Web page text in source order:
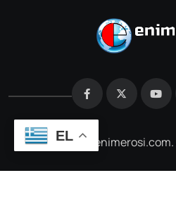
@2026 e-enimerosi.com.
EL